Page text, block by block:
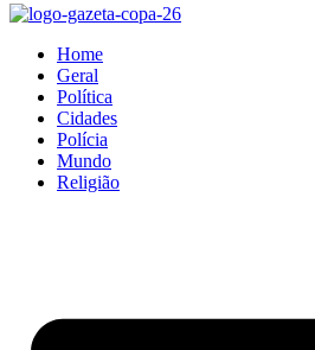
Home
Geral
Política
Cidades
Polícia
Mundo
Religião